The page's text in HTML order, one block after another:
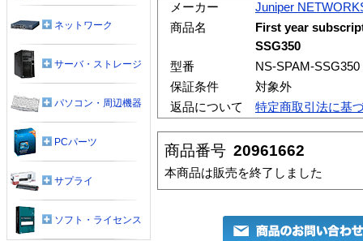
メーカー
Juniper
商品名
First year
SSG350
型番
NS-SPAM-SSG350
保証条件
対象外
返品について
特定商取引法に基
商品番号 20961662
本商品は販売を終了しました
ネットワーク
サーバ・ストレージ
パソコン・周辺機器
PCパーツ
サプライ
ソフト・ライセンス